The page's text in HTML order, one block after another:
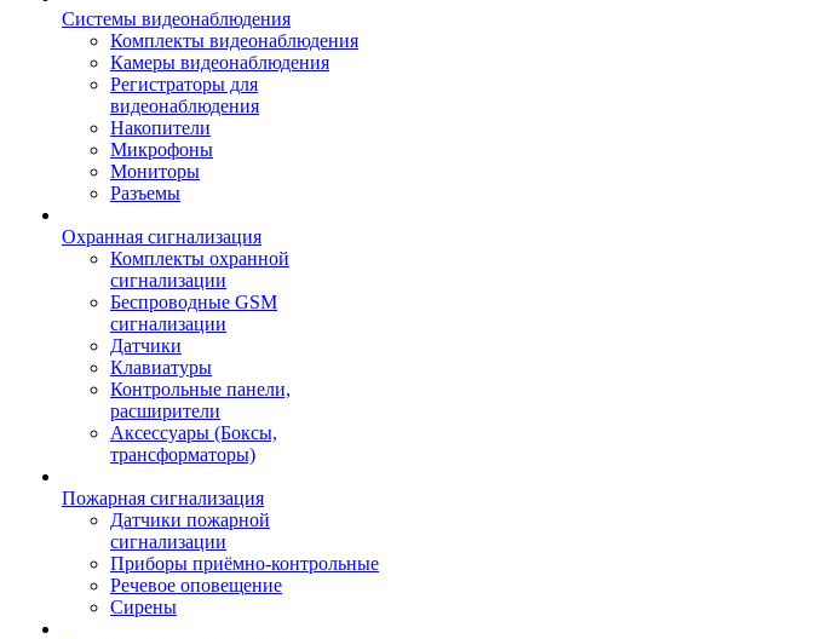
Системы видеонаблюдения
Комплекты видеонаблюдения
Камеры видеонаблюдения
Регистраторы для
видеонаблюдения
Накопители
Микрофоны
Мониторы
Разъемы
Охранная сигнализация
Комплекты охранной
сигнализации
Беспроводные GSM
сигнализации
Датчики
Клавиатуры
Контрольные панели,
расширители
Аксессуары (Боксы,
трансформаторы)
Пожарная сигнализация
Датчики пожарной
сигнализации
Приборы приёмно-контрольные
Речевое оповещение
Сирены